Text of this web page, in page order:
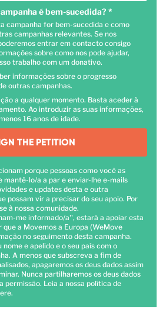
é bem-sucedida? *
campanha for bem-sucedida e como
campanhas relevantes. Se nos
entrar em contacto consigo
sobre como nos pode ajudar,
trabalho com um donativo.
informações sobre o progresso
outras campanhas.
a qualquer momento. Basta aceder à
Ao introduzir as suas informações,
16 anos de idade.
THE PETITION
porque pessoas como você as
mantê-lo/a a par e enviar-lhe e-mails
e updates desta e outra
possam vir a precisar do seu apoio. Por
à nossa comunidade.
me informado/a'', estará a apoiar esta
a Movemos a Europa (WeMove
no seguimento desta campanha.
nome e apelido e o seu país com o
A menos que subscreva a fim de
apagaremos os deus dados assim
Nunca partilharemos os deus dados
permissão. Leia a nossa política de
.